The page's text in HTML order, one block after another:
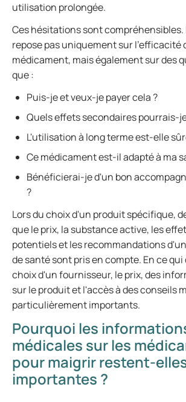
utilisation prolongée.
Ces hésitations sont compréhensibles.
repose pas uniquement sur l'efficacité
médicament, mais également sur des
que :
Puis-je et veux-je payer cela ?
Quels effets secondaires pourrais-
L'utilisation à long terme est-elle
Ce médicament est-il adapté à ma
Bénéficierai-je d'un bon
?
Lors du choix d'un produit spécifique,
que le prix, la substance active, les
potentiels et les recommandations
de santé sont pris en compte. En ce
choix d'un fournisseur, le prix, des
sur le produit et l'accès à des conseils
particulièrement importants.
Pourquoi les
médicales sur les
pour maigrir restent-
importantes ?